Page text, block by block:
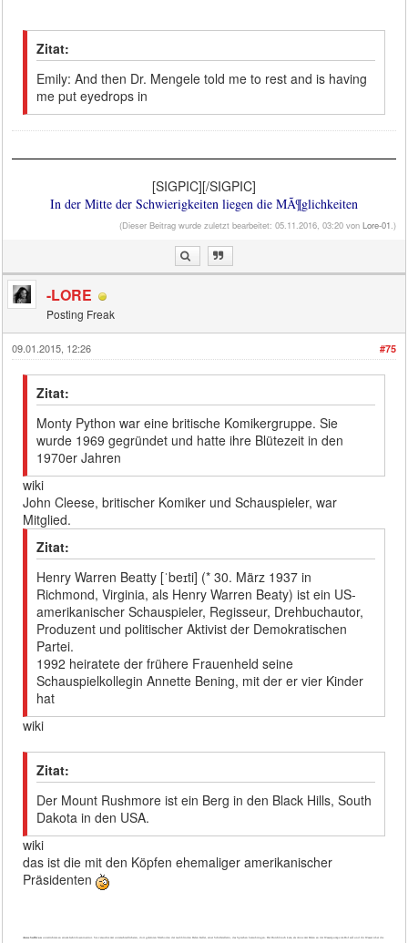
Zitat:
Emily: And then Dr. Mengele told me to rest and is having
me put eyedrops in
[SIGPIC][/SIGPIC]
In der Mitte der Schwierigkeiten liegen die MÃ¶glichkeiten
(Dieser Beitrag wurde zuletzt bearbeitet: 05.11.2016, 03:20 von Lore-01.)
-LORE
Posting Freak
#75
09.01.2015, 12:26
Zitat:
Monty Python war eine britische Komikergruppe. Sie
wurde 1969 gegründet und hatte ihre Blütezeit in den
1970er Jahren
wiki
John Cleese, britischer Komiker und Schauspieler, war
Mitglied.
Zitat:
Henry Warren Beatty [ˈbeɪti] (* 30. März 1937 in
Richmond, Virginia, als Henry Warren Beaty) ist ein US-
amerikanischer Schauspieler, Regisseur, Drehbuchautor,
Produzent und politischer Aktivist der Demokratischen
Partei.
1992 heiratete der frühere Frauenheld seine
Schauspielkollegin Annette Bening, mit der er vier Kinder
hat
wiki
Zitat:
Der Mount Rushmore ist ein Berg in den Black Hills, South
Dakota in den USA.
wiki
das ist die mit den Köpfen ehemaliger amerikanischer
Präsidenten
Anne Sullivan unterrichtete an einem Gehörloseninstitut. Sie versuchte mit unterschiedlichsten, dort gelernten Methoden der taubblinden Helen Keller, einer Schrifstellerin, das Sprechen beizubringen. Der Durchbruch kam, als Anne mit Helen an der Wasserpumpe im Hof saÃ und ihr Wasser über die